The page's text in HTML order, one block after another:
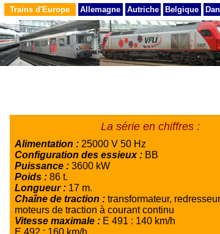
Trains d'Europe Allemagne Autriche Belgique
La série en chiffres :
Alimentation : 25000 V 50 Hz
Configuration des essieux : BB
Puissance : 3600 kW
Poids : 86 t.
Longueur : 17 m.
Chaîne de traction : transformateur,
moteurs de traction à courant continu
Vitesse maximale : E 491 : 140 km/h
E 492 : 160 km/h